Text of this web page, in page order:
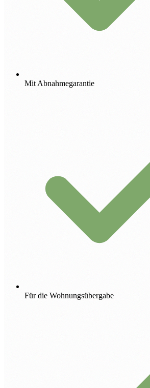
Mit Abnahmegarantie
Für die Wohnungsübergabe